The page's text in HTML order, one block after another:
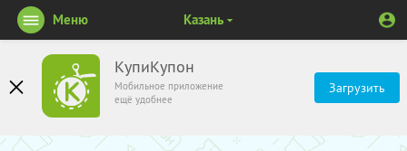
КупиКупон
Мобильное приложение
ещё удобнее
Загрузить
Меню Казань